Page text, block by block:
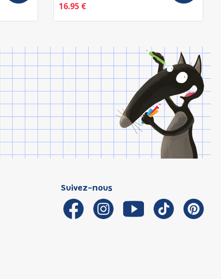
16.95 €
Suivez-nous